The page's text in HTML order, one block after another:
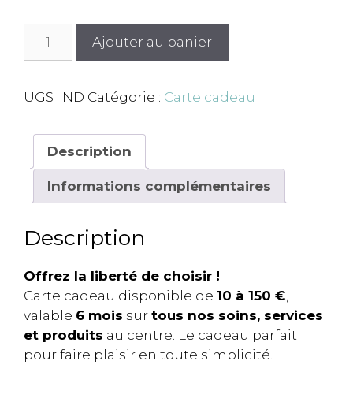
cadeau
Ajouter au panier
UGS : ND Catégorie : Carte cadeau
Description
Informations complémentaires
Description
Offrez la liberté de choisir !
Carte cadeau disponible de 10 à 150 €
valable 6 mois sur tous nos soins, services
et produits au centre. Le cadeau parfait
pour faire plaisir en toute simplicité.